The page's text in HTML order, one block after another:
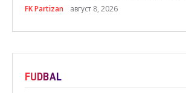
FK Partizan август 8, 2026
FUDBAL